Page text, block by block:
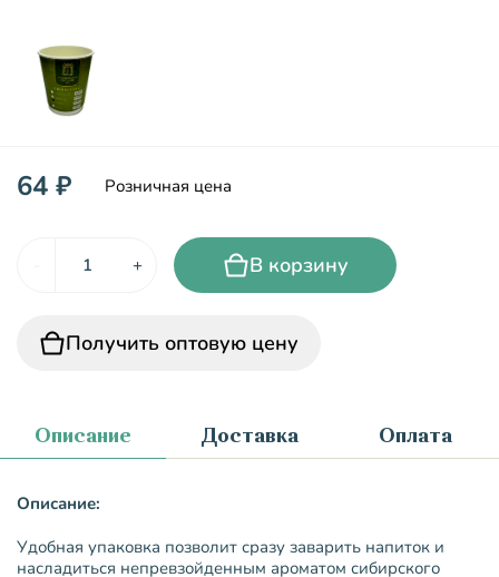
64 ₽ Розничная цена
+ В корзину
Получить оптовую цену
Описание Доставка Оплата
Описание:
Удобная упаковка позволит сразу заварить напиток и
насладиться непревзойденным ароматом сибирского